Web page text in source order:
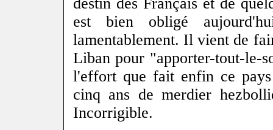
destin des Français et de
est bien obligé
lamentablement. Il vient de
Liban pour "apporter-tout-le-
l'effort que fait enfin ce
cinq ans de merdier
Incorrigible.